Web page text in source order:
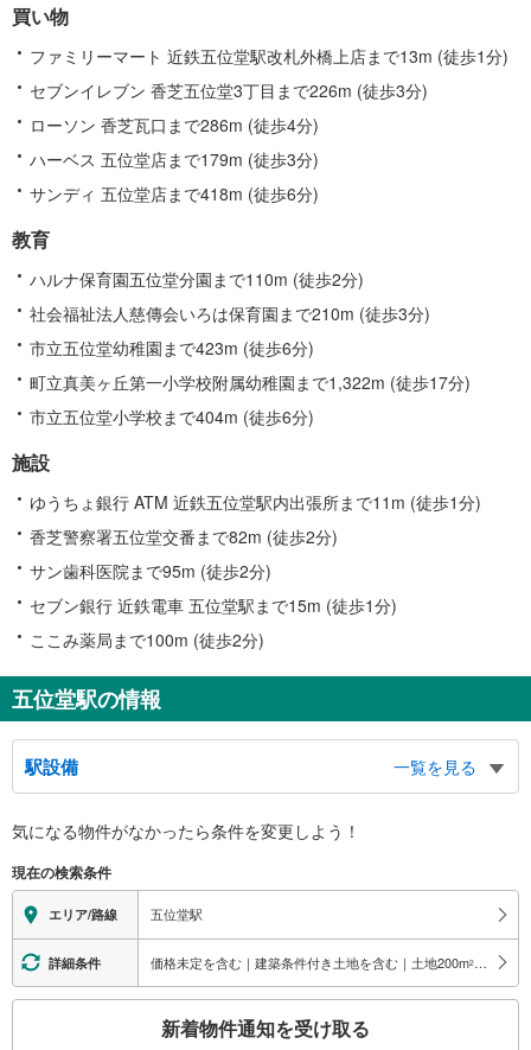
買い物
ファミリーマート 近鉄五位堂駅改札外橋上店まで13m (徒歩1分)
セブンイレブン 香芝五位堂3丁目まで226m (徒歩3分)
ローソン 香芝瓦口まで286m (徒歩4分)
ハーベス 五位堂店まで179m (徒歩3分)
サンディ 五位堂店まで418m (徒歩6分)
教育
ハルナ保育園五位堂分園まで110m (徒歩2分)
社会福祉法人慈傳会いろは保育園まで210m (徒歩3分)
市立五位堂幼稚園まで423m (徒歩6分)
町立真美ヶ丘第一小学校附属幼稚園まで1,322m (徒歩17分)
市立五位堂小学校まで404m (徒歩6分)
施設
ゆうちょ銀行 ATM 近鉄五位堂駅内出張所まで11m (徒歩1分)
香芝警察署五位堂交番まで82m (徒歩2分)
サン歯科医院まで95m (徒歩2分)
セブン銀行 近鉄電車 五位堂駅まで15m (徒歩1分)
ここみ薬局まで100m (徒歩2分)
五位堂駅の情報
駅設備
一覧を見る
※段差なしでの移動経路
地上⇔改札⇔ホーム：○
エレベータ
・各ホーム⇔改札
・改札⇔地上
エスカレータ
気になる物件がなかったら条件を変更しよう！
現在の検索条件
エリア/路線 五位堂駅
詳細条件 価格未定を含む｜建築条件付き土地を含む｜土地200m2 以上
新着物件通知を受け取る